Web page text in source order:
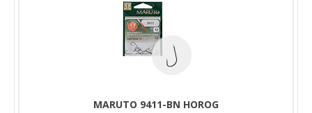
MARUTO 9411-BN HOROG